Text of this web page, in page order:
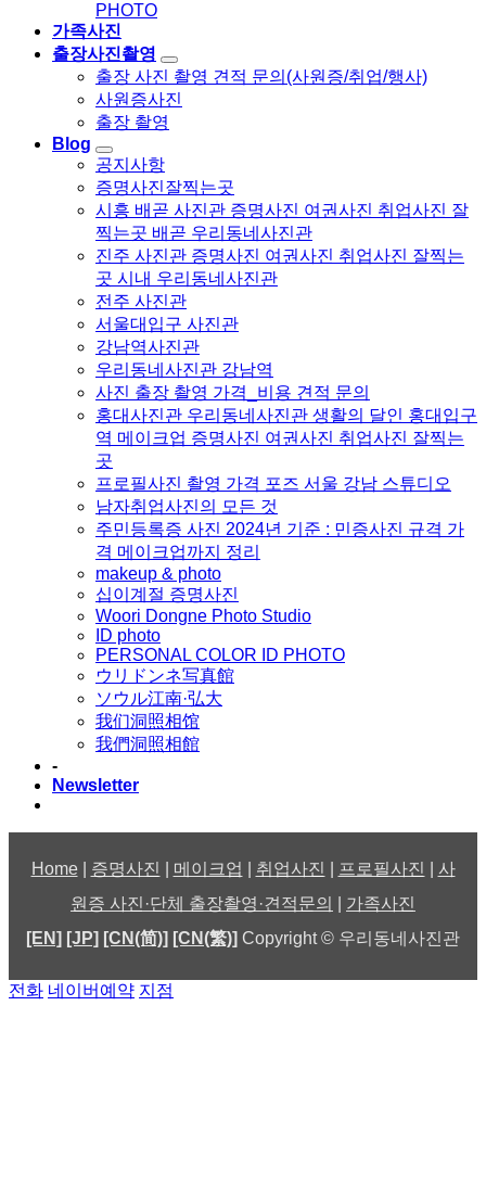
PHOTO
가족사진
출장사진촬영
출장 사진 촬영 견적 문의(사원증/취업/행사)
사원증사진
출장 촬영
Blog
공지사항
증명사진잘찍는곳
시흥 배곧 사진관 증명사진 여권사진 취업사진 잘
찍는곳 배곧 우리동네사진관
진주 사진관 증명사진 여권사진 취업사진 잘찍는
곳 시내 우리동네사진관
전주 사진관
서울대입구 사진관
강남역사진관
우리동네사진관 강남역
사진 출장 촬영 가격_비용 견적 문의
홍대사진관 우리동네사진관 생활의 달인 홍대입구
역 메이크업 증명사진 여권사진 취업사진 잘찍는
곳
프로필사진 촬영 가격 포즈 서울 강남 스튜디오
남자취업사진의 모든 것
주민등록증 사진 2024년 기준 : 민증사진 규격 가
격 메이크업까지 정리
makeup & photo
십이계절 증명사진
Woori Dongne Photo Studio
ID photo
PERSONAL COLOR ID PHOTO
ウリドンネ写真館
ソウル江南·弘大
我们洞照相馆
我們洞照相館
-
Newsletter
Home| 증명사진 메이크업 취업사진 프로필사진
사
원증 사진·단체 출장촬영·견적문의
가족사진
[EN] [JP] [CN(简)] [CN(繁)] Copyright © 우리동네사진관
전화 네이버예약 지점